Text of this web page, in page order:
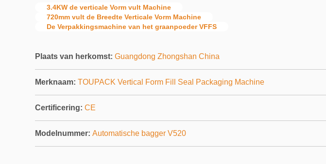
3.4KW de verticale Vorm vult Machine
720mm vult de Breedte Verticale Vorm Machine
De Verpakkingsmachine van het graanpoeder VFFS
Plaats van herkomst: Guangdong Zhongshan China
Merknaam: TOUPACK Vertical Form Fill Seal Packaging Machine
Certificering: CE
Modelnummer: Automatische bagger V520